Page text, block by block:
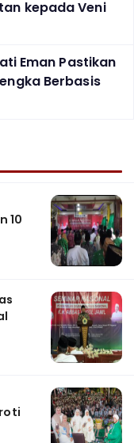
kepada Veni
Eman Pastikan
Berbasis
10